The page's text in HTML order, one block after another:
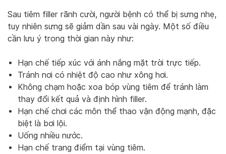
Sau tiêm filler rãnh cười, người bệnh có thể bị sưng nhẹ,
tuy nhiên sưng sẽ giảm dần sau vài ngày. Một số điều
cần lưu ý trong thời gian này như:
Hạn chế tiếp xúc với ánh nắng mặt trời trực tiếp.
Tránh nơi có nhiệt độ cao như xông hơi.
Không chạm hoặc xoa bóp vùng tiêm để tránh làm
thay đổi kết quả và định hình filler.
Hạn chế chơi các môn thể thao vận động mạnh, đặc
biệt là bơi lội.
Uống nhiều nước.
Hạn chế trang điểm tại vùng tiêm.